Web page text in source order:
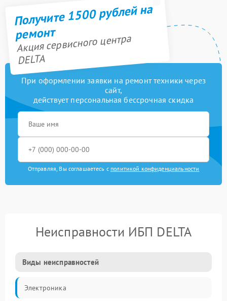
Получите 1500 рублей на
ремонт
Акция сервисного центра
DELTA
При оформлении заявки на ремонт техники через
сайт,
действует персональная бессрочная скидка
Отправляя, Вы соглашаетесь с политикой конфиденциальности
Неисправности ИБП DELTA
Виды неисправностей
Электроника